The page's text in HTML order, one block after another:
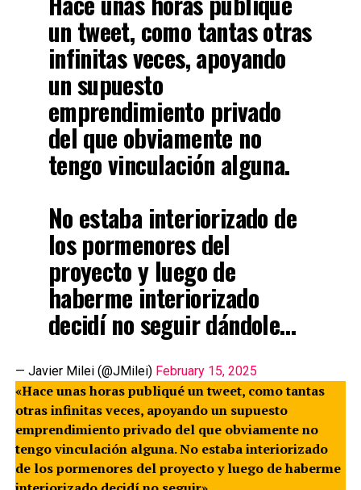
un tweet, como tantas otras
infinitas veces, apoyando
un supuesto
emprendimiento privado
del que obviamente no
tengo vinculación alguna.
No estaba interiorizado de
los pormenores del
proyecto y luego de
haberme interiorizado
decidí no seguir dándole…
— Javier Milei (@JMilei) February 15, 2025
«Hace unas horas publiqué un tweet, como tantas
otras infinitas veces, apoyando un supuesto
emprendimiento privado del que obviamente no
tengo vinculación alguna. No estaba interiorizado
de los pormenores del proyecto y luego de haberme